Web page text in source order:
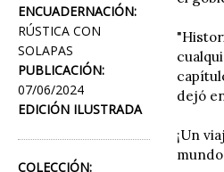
ENCUADERNACIÓN:
RÚSTICA CON
SOLAPAS
PUBLICACIÓN:
07/06/2024
EDICIÓN ILUSTRADA
COLECCIÓN:
dejó
¡Un